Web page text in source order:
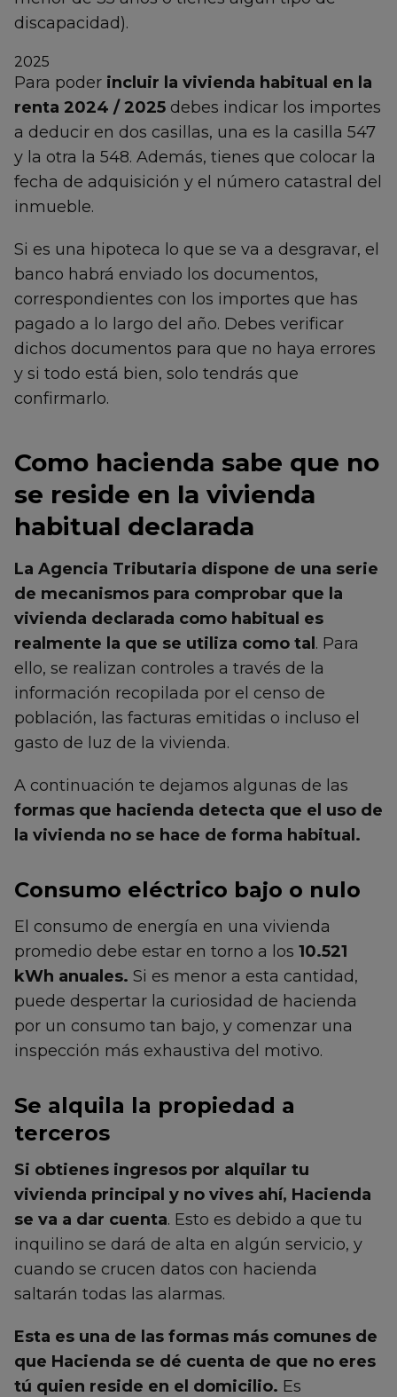
discapacidad).
2025
Para poder incluir la vivienda habitual en la
renta 2024 / 2025 debes indicar los importes
a deducir en dos casillas, una es la casilla 547
y la otra la 548. Además, tienes que colocar la
fecha de adquisición y el número catastral del
inmueble.
Si es una hipoteca lo que se va a desgravar, el
banco habrá enviado los documentos,
correspondientes con los importes que has
pagado a lo largo del año. Debes verificar
dichos documentos para que no haya errores
y si todo está bien, solo tendrás que
confirmarlo.
Como hacienda sabe que no
se reside en la vivienda
habitual declarada
La Agencia Tributaria dispone de una serie
de mecanismos para comprobar que la
vivienda declarada como habitual es
realmente la que se utiliza como tal. Para
ello, se realizan controles a través de la
información recopilada por el censo de
población, las facturas emitidas o incluso el
gasto de luz de la vivienda.
A continuación te dejamos algunas de las
formas que hacienda detecta que el uso de
la vivienda no se hace de forma habitual.
Consumo eléctrico bajo o nulo
El consumo de energía en una vivienda
promedio debe estar en torno a los 10.521
kWh anuales. Si es menor a esta cantidad,
puede despertar la curiosidad de hacienda
por un consumo tan bajo, y comenzar una
inspección más exhaustiva del motivo.
Se alquila la propiedad a
terceros
Si obtienes ingresos por alquilar tu
vivienda principal y no vives ahí, Hacienda
se va a dar cuenta. Esto es debido a que tu
inquilino se dará de alta en algún servicio, y
cuando se crucen datos con hacienda
saltarán todas las alarmas.
Esta es una de las formas más comunes de
que Hacienda se dé cuenta de que no eres
tú quien reside en el domicilio. Es